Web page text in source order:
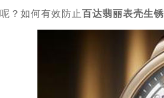
呢？如何有效防止百达翡丽表壳生锈